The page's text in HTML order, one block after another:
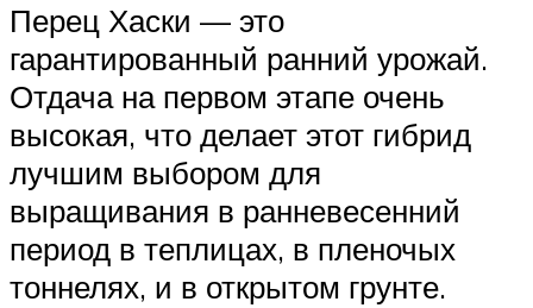
Перец Хаски — это
гарантированный ранний урожай.
Отдача на первом этапе очень
высокая, что делает этот гибрид
лучшим выбором для
выращивания в ранневесенний
период в теплицах, в пленочых
тоннелях, и в открытом грунте.